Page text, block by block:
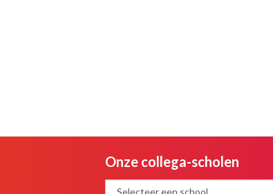
Onze collega-scholen